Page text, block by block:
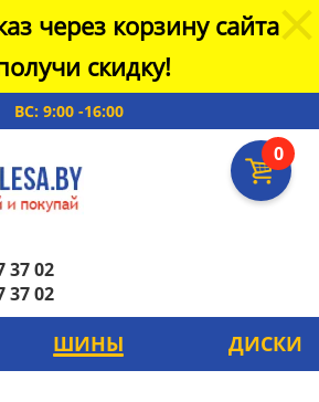
через корзину сайта
скидку!
ВС: 9:00 -16:00
0
37 02
37 02
ШИНЫ ДИСКИ